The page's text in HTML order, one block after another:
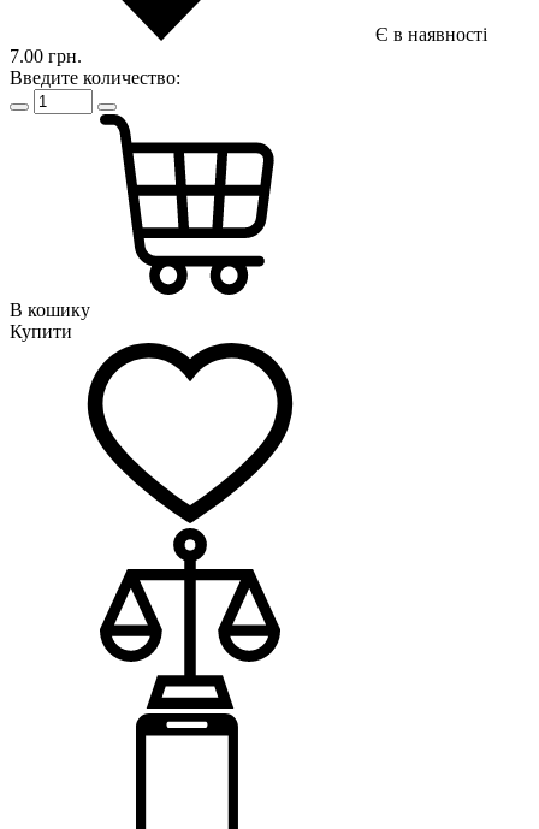
Є в наявності
7.00 грн.
Введите количество:
В кошику
Купити